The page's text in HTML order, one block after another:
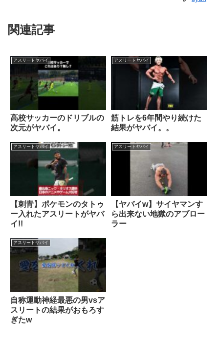
関連記事
アスリートヤバイ
高校サッカーのドリブルの
次元がヤバイ。
アスリートヤバイ
筋トレを6年間やり続けた
結果がヤバイ。。
アスリートヤバイ
【刺青】ポケモンのタトゥ
ー入れたアスリートがヤバ
イ!!
アスリートヤバイ
【ヤバイw】サイヤマンす
ら出来ない地獄のアブロー
ラー
アスリートヤバイ
自称運動神経最悪の男vsア
スリートの結果がおもろす
ぎたw